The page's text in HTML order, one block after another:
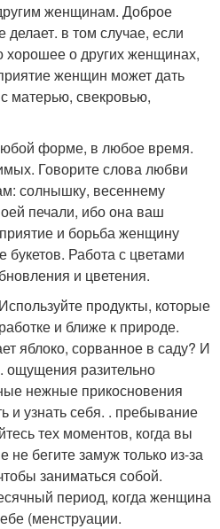
женщинам. Доброе
в том случае, если
хорошее о других женщинах,
женщин может дать
матерью, свекровью,
форме, в любое время.
Говорите слова любви
солнышку, весеннему
печали, ибо она ваш
и борьба женщину
букетов. Работа с цветами
и цветения.
продукты, которые
и ближе к природе.
яблоко, сорванное в саду? И
ощущения разительно
нежные прикосновения
и узнать себя. . пребывание
тех моментов, когда вы
не бегите замуж только из-за
заниматься собой.
период, когда женщина
(менструации.